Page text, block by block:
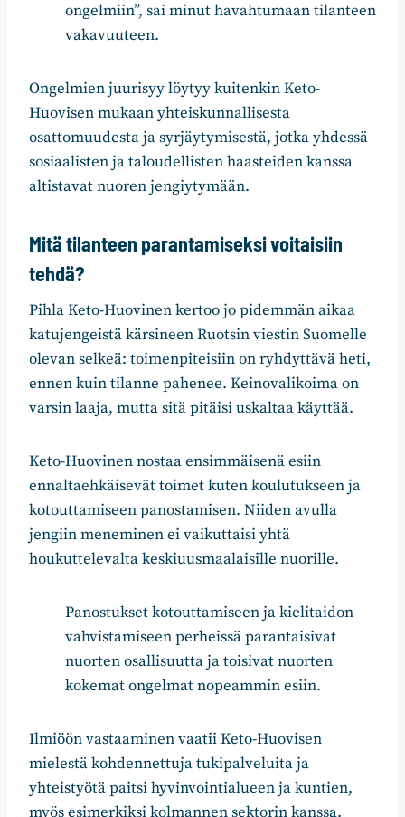
ongelmiin”, sai minut havahtumaan tilanteen
vakavuuteen.
Ongelmien juurisyy löytyy kuitenkin Keto-
Huovisen mukaan yhteiskunnallisesta
osattomuudesta ja syrjäytymisestä, jotka yhdessä
sosiaalisten ja taloudellisten haasteiden kanssa
altistavat nuoren jengiytymään.
Mitä tilanteen parantamiseksi voitaisiin
tehdä?
Pihla Keto-Huovinen kertoo jo pidemmän aikaa
katujengeistä kärsineen Ruotsin viestin Suomelle
olevan selkeä: toimenpiteisiin on ryhdyttävä heti,
ennen kuin tilanne pahenee. Keinovalikoima on
varsin laaja, mutta sitä pitäisi uskaltaa käyttää.
Keto-Huovinen nostaa ensimmäisenä esiin
ennaltaehkäisevät toimet kuten koulutukseen ja
kotouttamiseen panostamisen. Niiden avulla
jengiin meneminen ei vaikuttaisi yhtä
houkuttelevalta keskiuusmaalaisille nuorille.
Panostukset kotouttamiseen ja kielitaidon
vahvistamiseen perheissä parantaisivat
nuorten osallisuutta ja toisivat nuorten
kokemat ongelmat nopeammin esiin.
Ilmiöön vastaaminen vaatii Keto-Huovisen
mielestä kohdennettuja tukipalveluita ja
yhteistyötä paitsi hyvinvointialueen ja kuntien,
myös esimerkiksi kolmannen sektorin kanssa.